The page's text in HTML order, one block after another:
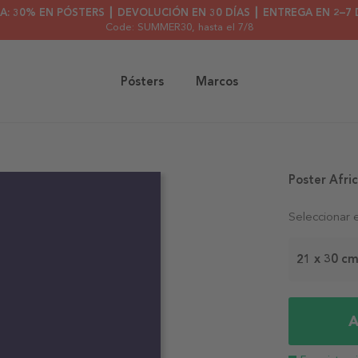
30% EN PÓSTERS ┃ DEVOLUCIÓN EN 30 DÍAS ┃ ENTREGA EN 2–7
Code: SUMMER30, hasta el 7/8
Pósters Marcos
Seleccionar
21 x 30 cm
Poster